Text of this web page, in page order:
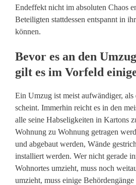
Endeffekt nicht im absoluten Chaos
Beteiligten stattdessen entspannt in
können.
Bevor es an den
gilt es im Vorfeld
Ein Umzug ist meist aufwändiger, als
scheint. Immerhin reicht es in den
alle seine Habseligkeiten in Kartons
Wohnung zu Wohnung getragen
und abgebaut werden, Wände
installiert werden. Wer nicht gerade
Wohnortes umzieht, muss noch
umzieht, muss einige